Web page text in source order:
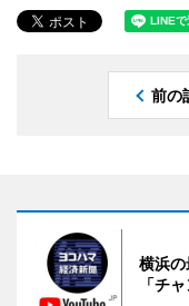
前の
横浜の
「チ